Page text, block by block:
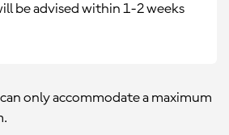
be advised within 1-2 weeks
only accommodate a maximum